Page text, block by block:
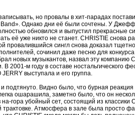
но провалы в хит-парадах
Однако дни её были сочтены. У
обновился и выпустил прекрасные
её уже никто не станет. CHRISTIE снова
провалившийся сингл снова доказал
сочинил даже песню для
новых музыкантов, назвал эту компанию
2001-м году в составе ностальгического
выступала и его группа.
Видно было, что бурная
ошарашила, заметно было, что он
убойный сет, состоящий из классики
Атмосфера в зале была просто